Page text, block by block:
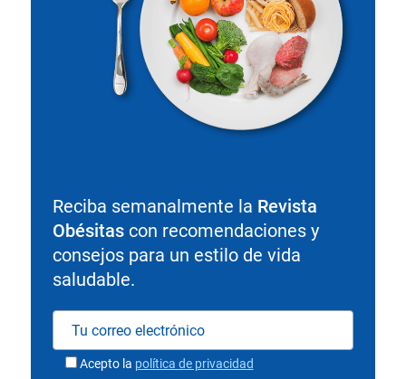
Reciba semanalmente la Revista
Obésitascon recomendaciones y
consejos para un estilo de vida
saludable.
Acepto la política de privacidad